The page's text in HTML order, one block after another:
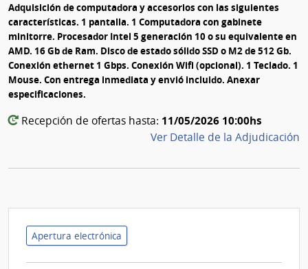
Adquisición de computadora y accesorios con las siguientes
características. 1 pantalla. 1 Computadora con gabinete
minitorre. Procesador Intel 5 generación 10 o su equivalente en
AMD. 16 Gb de Ram. Disco de estado sólido SSD o M2 de 512 Gb.
Conexión ethernet 1 Gbps. Conexión Wifi (opcional). 1 Teclado. 1
Mouse. Con entrega inmediata y envió incluido. Anexar
especificaciones.
Recepción de ofertas hasta: 11/05/2026 10:00hs
Ver Detalle de la Adjudicación
Apertura electrónica